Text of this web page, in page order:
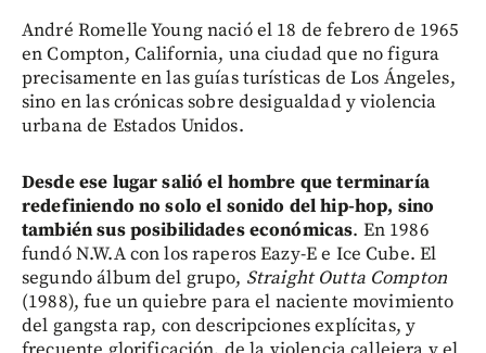
André Romelle Young nació el 18 de febrero de 1965
en Compton, California, una ciudad que no figura
precisamente en las guías turísticas de Los Ángeles,
sino en las crónicas sobre desigualdad y violencia
urbana de Estados Unidos.
Desde ese lugar salió el hombre que terminaría
redefiniendo no solo el sonido del hip-hop, sino
también sus posibilidades económicas. En 1986
fundó N.W.A con los raperos Eazy-E e Ice Cube. El
segundo álbum del grupo, Straight Outta Compton
(1988), fue un quiebre para el naciente movimiento
del gangsta rap, con descripciones explícitas, y